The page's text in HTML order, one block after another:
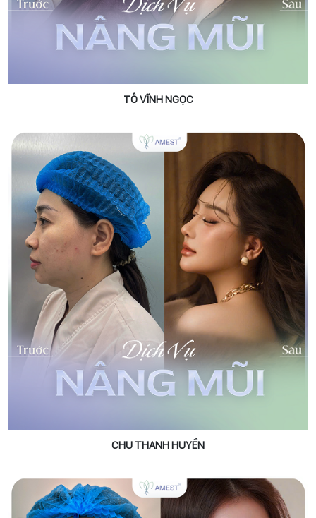
TÔ VĨNH NGỌC
CHU THANH HUYỀN